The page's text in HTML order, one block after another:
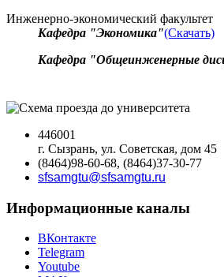
Инженерно-экономический факультет
Кафедра "Экономика"(Скачать)
Кафедра "Общеинженерные
446001
г. Сызрань, ул. Советская, дом 45
(8464)98-60-68, (8464)37-30-77
sfsamgtu@sfsamgtu.ru
Информационные каналы
ВКонтакте
Telegram
Youtube